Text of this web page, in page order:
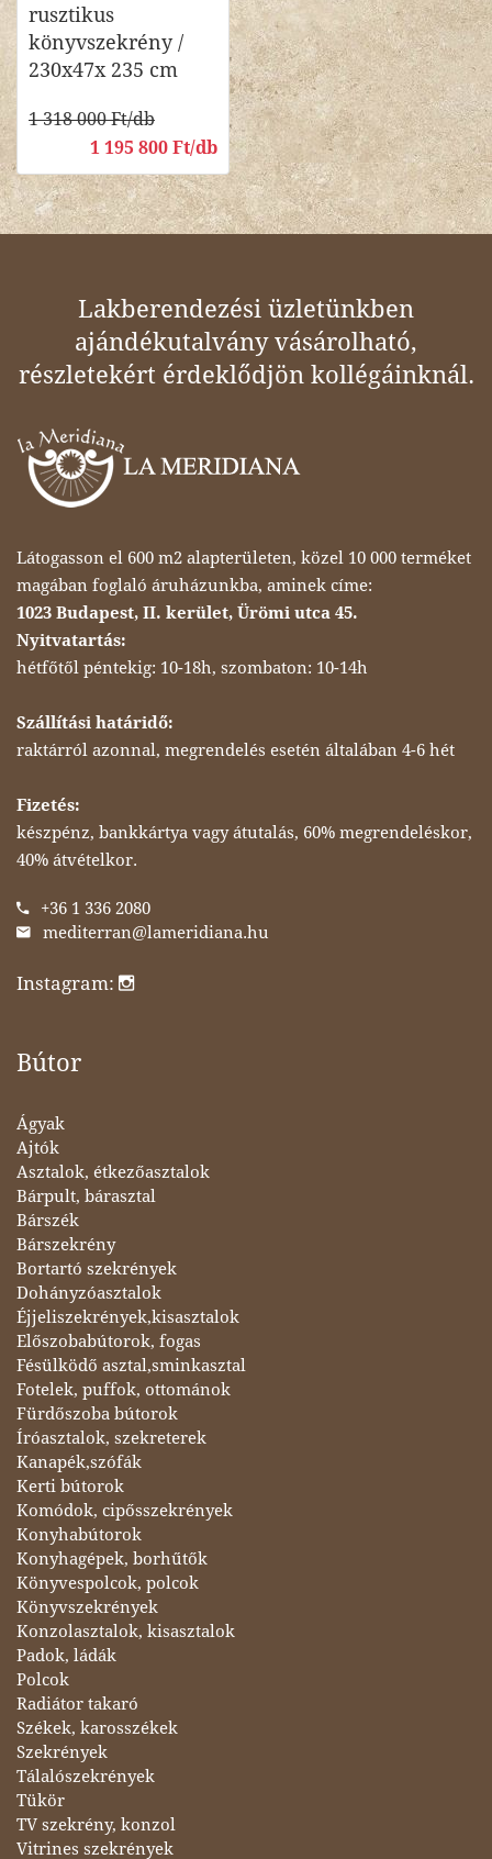
rusztikus
könyvszekrény /
230x47x 235 cm
1 318 000 Ft/db
1 195 800 Ft/db
Lakberendezési üzletünkben
ajándékutalvány vásárolható,
részletekért érdeklődjön kollégáinknál.
Látogasson el 600 m2 alapterületen, közel 10 000 terméket
magában foglaló áruházunkba, aminek címe:
1023 Budapest, II. kerület, Ürömi utca 45.
Nyitvatartás:
hétfőtől péntekig: 10-18h, szombaton: 10-14h
Szállítási határidő:
raktárról azonnal, megrendelés esetén általában 4-6 hét
Fizetés:
készpénz, bankkártya vagy átutalás, 60% megrendeléskor,
40% átvételkor.
+36 1 336 2080
mediterran@lameridiana.hu
Instagram:
Bútor
Ágyak
Ajtók
Asztalok, étkezőasztalok
Bárpult, bárasztal
Bárszék
Bárszekrény
Bortartó szekrények
Dohányzóasztalok
Éjjeliszekrények,kisasztalok
Előszobabútorok, fogas
Fésülködő asztal,sminkasztal
Fotelek, puffok, ottománok
Fürdőszoba bútorok
Íróasztalok, szekreterek
Kanapék,szófák
Kerti bútorok
Komódok, cipősszekrények
Konyhabútorok
Konyhagépek, borhűtők
Könyvespolcok, polcok
Könyvszekrények
Konzolasztalok, kisasztalok
Padok, ládák
Polcok
Radiátor takaró
Székek, karosszékek
Szekrények
Tálalószekrények
Tükör
TV szekrény, konzol
Vitrines szekrények